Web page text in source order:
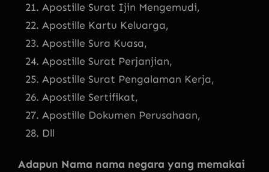
Apostille Surat Ijin Mengemudi,
Apostille Kartu Keluarga,
Apostille Sura Kuasa,
Apostille Surat Perjanjian,
Apostille Surat Pengalaman Kerja,
Apostille Sertifikat,
Apostille Dokumen Perusahaan,
Dll
Adapun Nama nama negara yang memakai